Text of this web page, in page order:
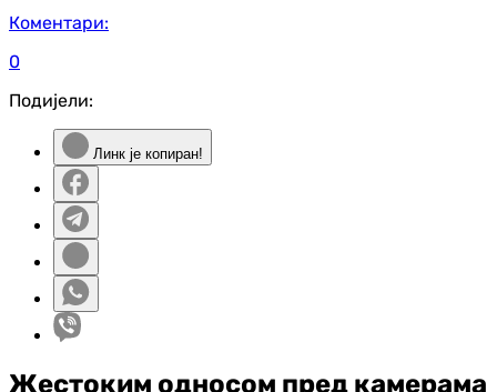
Коментари:
0
Подијели:
Линк је копиран!
Жестоким односом пред камерама